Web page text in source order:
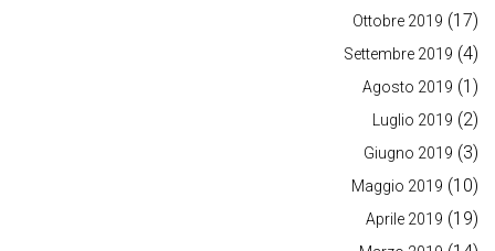
Ottobre 2019 (17)
Settembre 2019 (4)
Agosto 2019 (1)
Luglio 2019 (2)
Giugno 2019 (3)
Maggio 2019 (10)
Aprile 2019 (19)